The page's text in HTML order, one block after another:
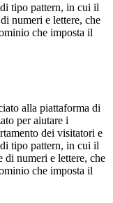
tipo pattern, in cui il
numeri e lettere, che
che imposta il
alla piattaforma di
per aiutare i
dei visitatori e
tipo pattern, in cui il
di numeri e lettere, che
che imposta il